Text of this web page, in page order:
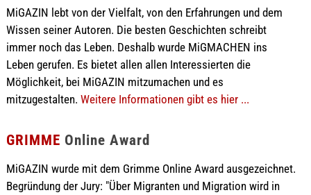
MiGAZIN lebt von der Vielfalt, von den Erfahrungen und dem
Wissen seiner Autoren. Die besten Geschichten schreibt
immer noch das Leben. Deshalb wurde MiGMACHEN ins
Leben gerufen. Es bietet allen allen Interessierten die
Möglichkeit, bei MiGAZIN mitzumachen und es
mitzugestalten. Weitere Informationen gibt es hier ...
GRIMME Online Award
MiGAZIN wurde mit dem Grimme Online Award ausgezeichnet.
Begründung der Jury: "Über Migranten und Migration wird in